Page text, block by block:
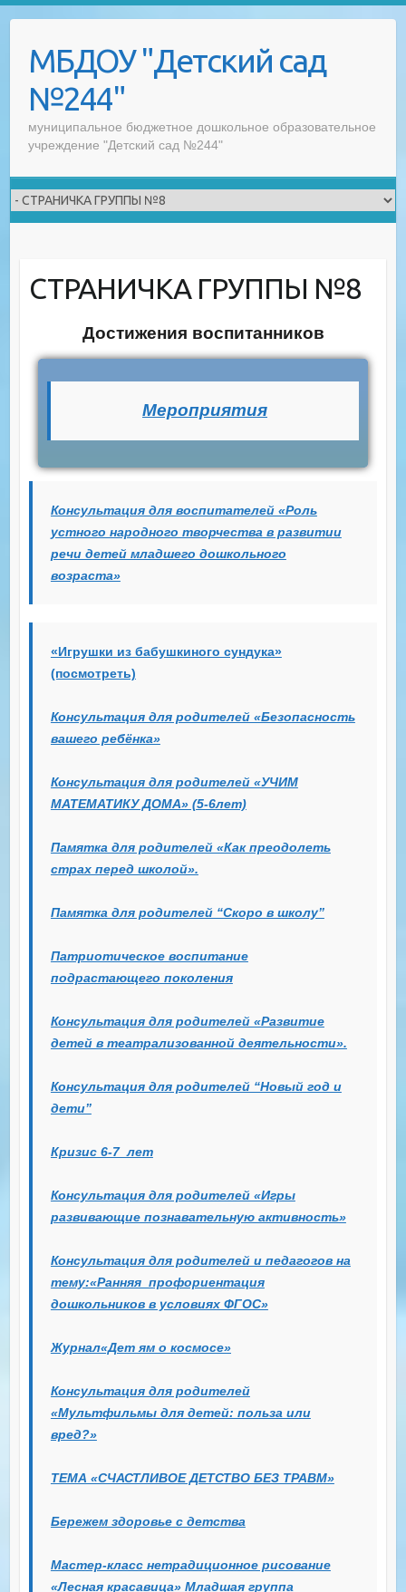
contentМБДОУ "Детский сад
№244"
муниципальное бюджетное дошкольное образовательное
учреждение "Детский сад №244"
СТРАНИЧКА ГРУППЫ №8
Достижения воспитанников
Мероприятия
Консультация для воспитателей «Роль
устного народного творчества в развитии
речи детей младшего дошкольного
возраста»
«Игрушки из бабушкиного сундука»
(посмотреть)
Консультация для родителей «Безопасность
вашего ребёнка»
Консультация для родителей «УЧИМ
МАТЕМАТИКУ ДОМА» (5-6лет)
Памятка для родителей «Как преодолеть
страх перед школой».
Памятка для родителей “Скоро в школу”
Патриотическое воспитание
подрастающего поколения
Консультация для родителей «Развитие
детей в театрализованной деятельности».
Консультация для родителей “Новый год и
дети”
Кризис 6-7 лет
Консультация для родителей «Игры
развивающие познавательную активность»
Консультация для родителей и педагогов на
тему:«Ранняя профориентация
дошкольников в условиях ФГОС»
Журнал«Дет ям о космосе»
Консультация для родителей
«Мультфильмы для детей: польза или
вред?»
ТЕМА «СЧАСТЛИВОЕ ДЕТСТВО БЕЗ ТРАВМ»
Бережем здоровье с детства
Мастер-класс нетрадиционное рисование
«Лесная красавица» Младшая группа